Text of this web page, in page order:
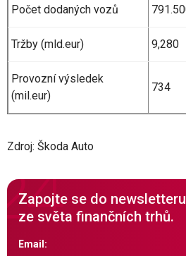
Počet dodaných vozů
Tržby (mld.eur) 9,280
Provozní výsledek
(mil.eur)
734
Zdroj: Škoda Auto
Zapojte se do
ze světa finančních trhů.
Email: